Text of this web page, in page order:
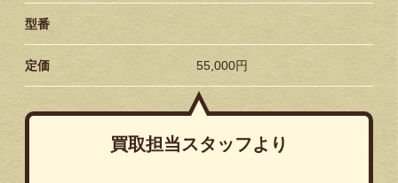
型番
定価 55,000円
買取担当スタッフより